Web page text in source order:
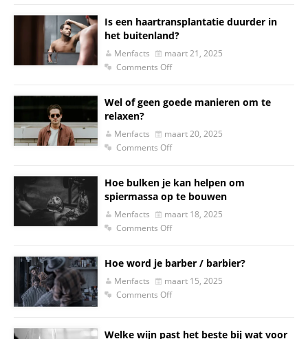
Is een haartransplantatie duurder in
het buitenland?
Menfacts
maart 21, 2025
Comments Off
Wel of geen goede manieren om te
relaxen?
Menfacts
maart 20, 2025
Comments Off
Hoe bulken je kan helpen om
spiermassa op te bouwen
Menfacts
maart 18, 2025
Comments Off
Hoe word je barber / barbier?
Menfacts
maart 15, 2025
Comments Off
Welke wijn past het beste bij wat voor